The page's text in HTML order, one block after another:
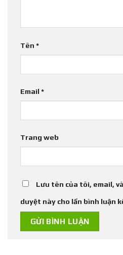
Tên *
Email *
Trang web
Lưu tên của tôi, email,
duyệt này cho lần bình luận